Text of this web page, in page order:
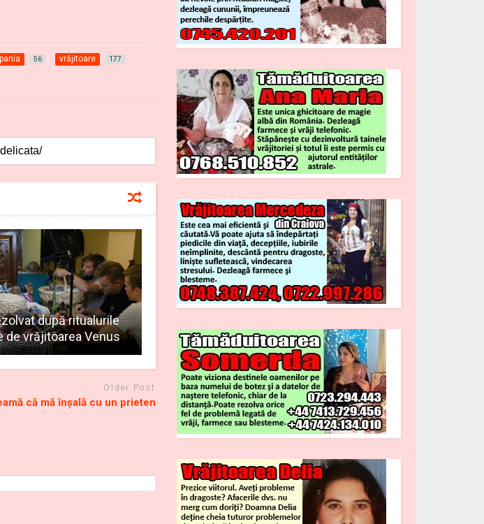
56 vrăjitoare 177
după ritualurile
de vrăjitoarea Venus
Older Post
că mă înşală cu un prieten